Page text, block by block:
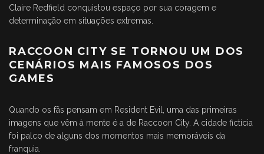
Claire Redfield conquistou espaço por sua coragem e
determinação em situações extremas.
RACCOON CITY SE TORNOU UM DOS
CENÁRIOS MAIS FAMOSOS DOS
GAMES
Quando os fãs pensam em Resident Evil, uma das primeiras
imagens que vêm à mente é a de Raccoon City. A cidade fictícia
foi palco de alguns dos momentos mais memoráveis da
franquia.